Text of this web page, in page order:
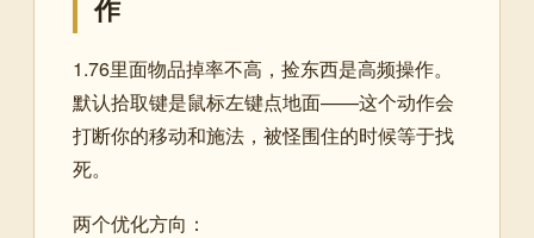
作
1.76里面物品掉率不高，捡东西是高频操作。
默认拾取键是鼠标左键点地面——这个动作会
打断你的移动和施法，被怪围住的时候等于找
死。
两个优化方向：